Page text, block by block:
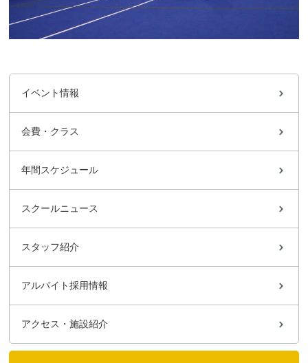
イベント情報
会費・クラス
年間スケジュール
スクールニュース
スタッフ紹介
アルバイト採用情報
アクセス・施設紹介